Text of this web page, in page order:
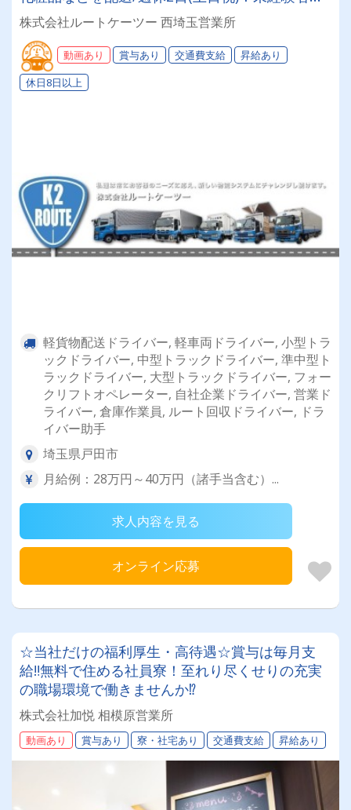
普通免許のみ大歓迎！大型免許取得時は50%費用
補助制度も有★インセン・賞与・勤続給・子ども
手当など待遇充実
株式会社ルートケーツー 西埼玉営業所
動画あり 賞与あり 交通費支給
昇給あり
休日8日以上
軽貨物配送ドライバー, 軽車両ドライバー, 小型トラ
ックドライバー, 中型トラックドライバー, 準中型ト
ラックドライバー, 大型トラックドライバー, フォー
クリフトオペレーター, 自社企業ドライバー, 営業ド
ライバー, 倉庫作業員, ルート回収ドライバー, ドラ
イバー助手
埼玉県戸田市
月給例：28万円～40万円（諸手当含む）...
求人内容を見る
オンライン応募
☆当社だけの福利厚生・高待遇☆賞与は毎月支
給‼無料で住める社員寮！至れり尽くせりの充実
の職場環境で働きませんか⁉
株式会社加悦 相模原営業所
動画あり 賞与あり 寮・社宅あり 交通費支給 昇給あり